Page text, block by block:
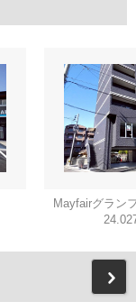
Mayfairグラン